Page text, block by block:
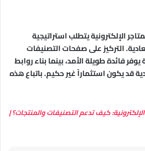
الإلكترونية يتطلب استراتيجية
التركيز على صفحات التصنيفات
فائدة طويلة الأمد، بينما بناء روابط
قد يكون استثماراً غير حكيم. باتباع هذه
كيف تدعم التصنيفات والمنتجات؟ |